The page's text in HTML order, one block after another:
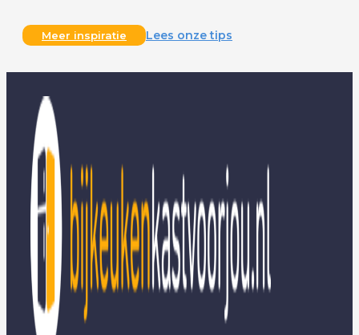
Meer inspiratie Lees onze tips